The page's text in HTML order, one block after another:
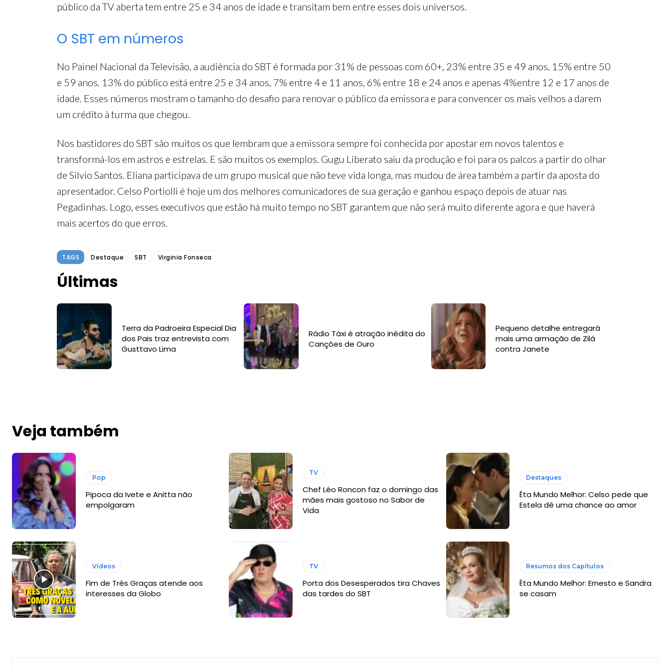
público da TV aberta tem entre 25 e 34 anos de idade e transitam bem entre esses dois universos.
O SBT em números
No Painel Nacional da Televisão, a audiência do SBT é formada por 31% de pessoas com 60+, 23% entre 35 e 49 anos, 15% entre 50
e 59 anos. 13% do público está entre 25 e 34 anos, 7% entre 4 e 11 anos, 6% entre 18 e 24 anos e apenas 4%entre 12 e 17 anos de
idade. Esses números mostram o tamanho do desafio para renovar o público da emissora e para convencer os mais velhos a darem
um crédito à turma que chegou.
Nos bastidores do SBT são muitos os que lembram que a emissora sempre foi conhecida por apostar em novos talentos e
transformá-los em astros e estrelas. E são muitos os exemplos. Gugu Liberato saiu da produção e foi para os palcos a partir do olhar
de Silvio Santos. Eliana participava de um grupo musical que não teve vida longa, mas mudou de área também a partir da aposta do
apresentador. Celso Portiolli é hoje um dos melhores comunicadores de sua geração e ganhou espaço depois de atuar nas
Pegadinhas. Logo, esses executivos que estão há muito tempo no SBT garantem que não será muito diferente agora e que haverá
mais acertos do que erros.
TAGS Destaque SBT Virginia Fonseca
Últimas
Terra da Padroeira Especial Dia
dos Pais traz entrevista com
Gusttavo Lima
Rádio Táxi é atração inédita do
Canções de Ouro
Pequeno detalhe entregará
mais uma armação de Zilá
contra Janete
Veja também
Pop
Pipoca da Ivete e Anitta não
empolgaram
TV
Chef Léo Roncon faz o domingo das
mães mais gostoso no Sabor de
Vida
Destaques
Êta Mundo Melhor: Celso pede que
Estela dê uma chance ao amor
Vídeos
Fim de Três Graças atende aos
interesses da Globo
TV
Porta dos Desesperados tira Chaves
das tardes do SBT
Resumos dos Capítulos
Êta Mundo Melhor: Ernesto e Sandra
se casam